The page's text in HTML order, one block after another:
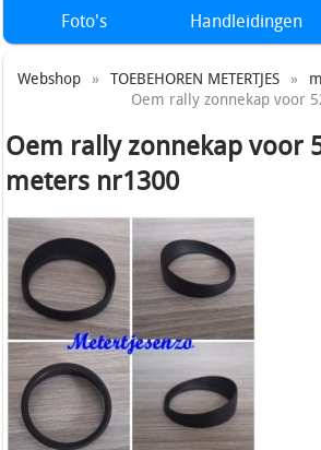
Foto's
Handleidingen
Webshop » TOEBEHOREN METERTJES »
Oem rally zonnekap voor
Oem rally zonnekap voor
meters nr1300